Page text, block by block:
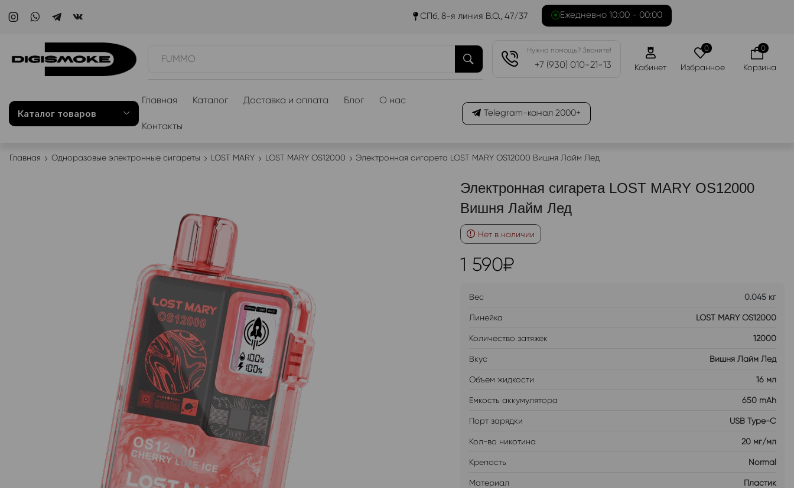
СПб, 8-я линия В.О., 47/37 Ежедневно 10:00 - 00:00
WAKA
Нужна помощь? Звоните!
+7 (930) 010-21-13 Кабинет
0
Избранное
0
Корзина
Каталог товаров
Главная Каталог Доставка и оплата Блог О нас
Контакты
Telegram-канал 2000+
Главная Одноразовые электронные сигареты LOST MARY LOST MARY OS12000 Электронная сигарета LOST MARY OS12000 Вишня Лайм Лед
Электронная сигарета LOST MARY OS12000
Вишня Лайм Лед
Нет в наличии
1 590₽
Вес 0.045 кг
Линейка LOST MARY OS12000
Количество затяжек 12000
Вкус Вишня Лайм Лед
Объем жидкости 16 мл
Емкость аккумулятора 650 mAh
Порт зарядки USB Type-C
Кол-во никотина 20 мг/мл
Крепость Normal
Материал Пластик